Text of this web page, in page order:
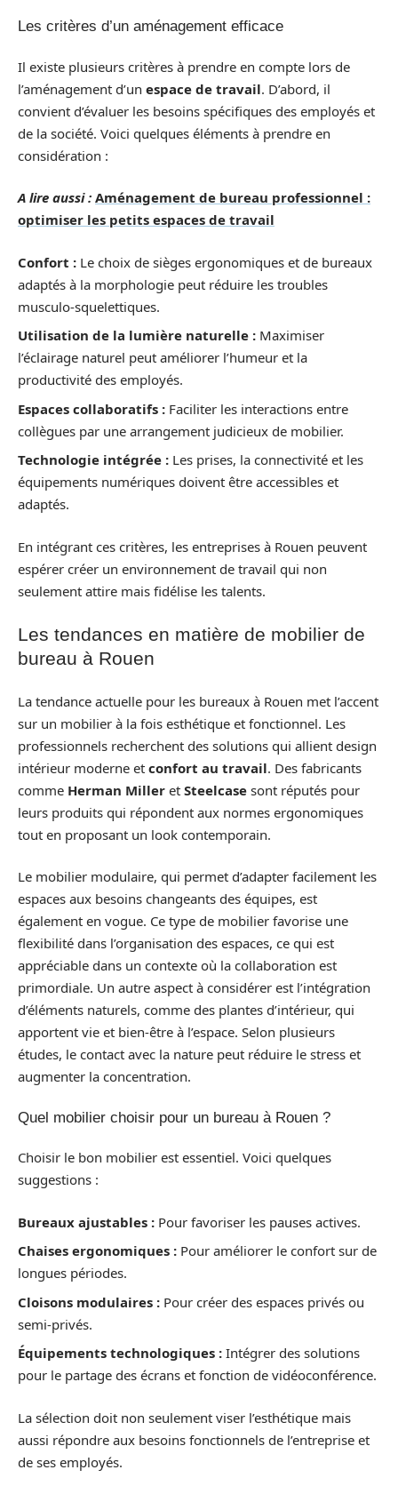
Les critères d’un aménagement efficace
Il existe plusieurs critères à prendre en compte lors de
l’aménagement d’un espace de travail. D’abord, il
convient d’évaluer les besoins spécifiques des employés et
de la société. Voici quelques éléments à prendre en
considération :
A lire aussi : Aménagement de bureau professionnel :
optimiser les petits espaces de travail
Confort : Le choix de sièges ergonomiques et de bureaux
adaptés à la morphologie peut réduire les troubles
musculo-squelettiques.
Utilisation de la lumière naturelle : Maximiser
l’éclairage naturel peut améliorer l’humeur et la
productivité des employés.
Espaces collaboratifs : Faciliter les interactions entre
collègues par une arrangement judicieux de mobilier.
Technologie intégrée : Les prises, la connectivité et les
équipements numériques doivent être accessibles et
adaptés.
En intégrant ces critères, les entreprises à Rouen peuvent
espérer créer un environnement de travail qui non
seulement attire mais fidélise les talents.
Les tendances en matière de mobilier de
bureau à Rouen
La tendance actuelle pour les bureaux à Rouen met l’accent
sur un mobilier à la fois esthétique et fonctionnel. Les
professionnels recherchent des solutions qui allient design
intérieur moderne et confort au travail. Des fabricants
comme Herman Miller et Steelcase sont réputés pour
leurs produits qui répondent aux normes ergonomiques
tout en proposant un look contemporain.
Le mobilier modulaire, qui permet d’adapter facilement les
espaces aux besoins changeants des équipes, est
également en vogue. Ce type de mobilier favorise une
flexibilité dans l’organisation des espaces, ce qui est
appréciable dans un contexte où la collaboration est
primordiale. Un autre aspect à considérer est l’intégration
d’éléments naturels, comme des plantes d’intérieur, qui
apportent vie et bien-être à l’espace. Selon plusieurs
études, le contact avec la nature peut réduire le stress et
augmenter la concentration.
Quel mobilier choisir pour un bureau à Rouen ?
Choisir le bon mobilier est essentiel. Voici quelques
suggestions :
Bureaux ajustables : Pour favoriser les pauses actives.
Chaises ergonomiques : Pour améliorer le confort sur de
longues périodes.
Cloisons modulaires : Pour créer des espaces privés ou
semi-privés.
Équipements technologiques : Intégrer des solutions
pour le partage des écrans et fonction de vidéoconférence.
La sélection doit non seulement viser l’esthétique mais
aussi répondre aux besoins fonctionnels de l’entreprise et
de ses employés.